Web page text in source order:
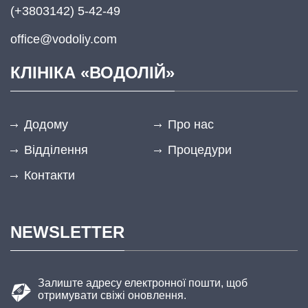
(+3803142) 5-42-49
office@vodoliy.com
КЛІНІКА «ВОДОЛІЙ»
Додому
Про нас
Відділення
Процедури
Контакти
NEWSLETTER
Залиште адресу електронної пошти, щоб
отримувати свіжі оновлення.